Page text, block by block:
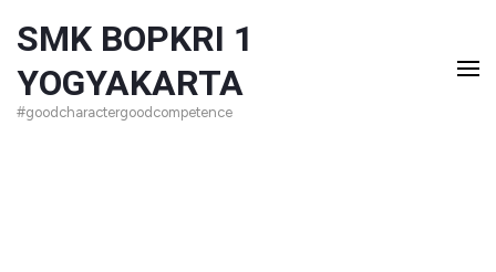
ke
konten
SMK BOPKRI 1
YOGYAKARTA
#goodcharactergoodcompetence